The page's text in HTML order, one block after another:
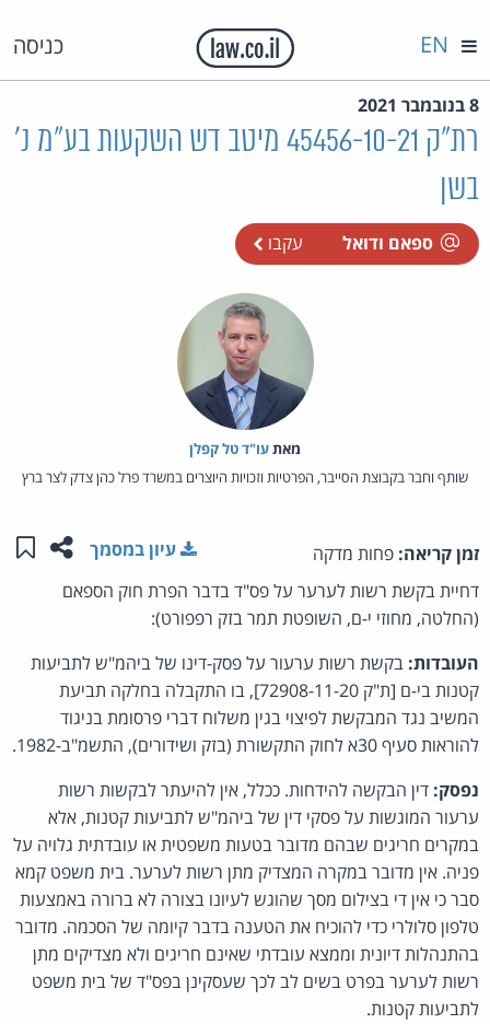
כניסה EN
8 בנובמבר 2021
רת"ק 45456-10-21 מיטב דש השקעות בע"מ נ'
בשן
ספאם ודואל עקבו
מאת‏עו"ד טל קפלן
שותף וחבר בקבוצת הסייבר, הפרטיות וזכויות היוצרים במשרד פרל כהן צדק לצר ברץ
זמן קריאה: פחות מדקה שתפו
עיון במסמך
דחיית בקשת רשות לערער על פס"ד בדבר הפרת חוק הספאם
(החלטה, מחוזי י-ם, השופטת תמר בזק רפפורט):
העובדות: בקשת רשות ערעור על פסק-דינו של ביהמ"ש לתביעות
קטנות בי-ם [ת"ק 72908-11-20], בו התקבלה בחלקה תביעת
המשיב נגד המבקשת לפיצוי בגין משלוח דברי פרסומת בניגוד
להוראות סעיף 30א לחוק התקשורת (בזק ושידורים), התשמ"ב-1982.
נפסק: דין הבקשה להידחות. ככלל, אין להיעתר לבקשות רשות
ערעור המוגשות על פסקי דין של ביהמ"ש לתביעות קטנות, אלא
במקרים חריגים שבהם מדובר בטעות משפטית או עובדתית גלויה על
פניה. אין מדובר במקרה המצדיק מתן רשות לערער. בית משפט קמא
סבר כי אין די בצילום מסך שהוגש לעיונו בצורה לא ברורה באמצעות
טלפון סלולרי כדי להוכיח את הטענה בדבר קיומה של הסכמה. מדובר
בהתנהלות דיונית וממצא עובדתי שאינם חריגים ולא מצדיקים מתן
רשות לערער בפרט בשים לב לכך שעסקינן בפס"ד של בית משפט
לתביעות קטנות.